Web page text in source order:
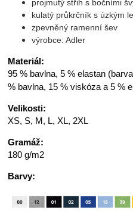
projmutý střih s bočními
kulatý průkrčník s úzkým
zpevněný ramenní šev
výrobce: Adler
Materiál:
95 % bavlna, 5 % elastan
% bavlna, 15 % viskóza a 5 %
Velikosti:
XS, S, M, L, XL, 2XL
Gramáž:
180 g/m2
Barvy: